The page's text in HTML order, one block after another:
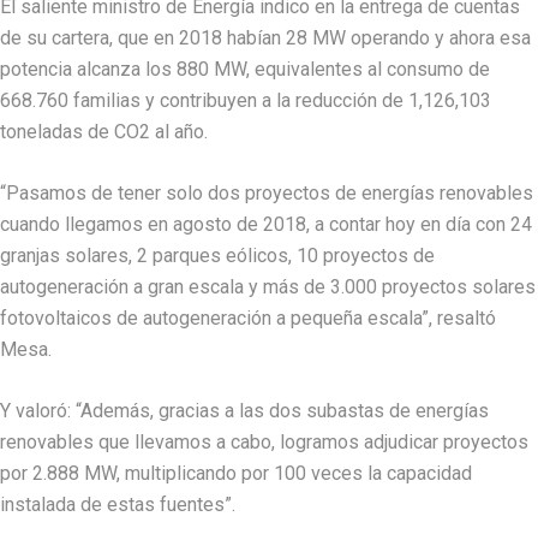
El saliente ministro de Energía indico en la entrega de cuentas
de su cartera, que en 2018 habían 28 MW operando y ahora esa
potencia alcanza los 880 MW, equivalentes al consumo de
668.760 familias y contribuyen a la reducción de 1,126,103
toneladas de CO2 al año.
“Pasamos de tener solo dos proyectos de energías renovables
cuando llegamos en agosto de 2018, a contar hoy en día con 24
granjas solares, 2 parques eólicos, 10 proyectos de
autogeneración a gran escala y más de 3.000 proyectos solares
fotovoltaicos de autogeneración a pequeña escala”, resaltó
Mesa.
Y valoró: “Además, gracias a las dos subastas de energías
renovables que llevamos a cabo, logramos adjudicar proyectos
por 2.888 MW, multiplicando por 100 veces la capacidad
instalada de estas fuentes”.